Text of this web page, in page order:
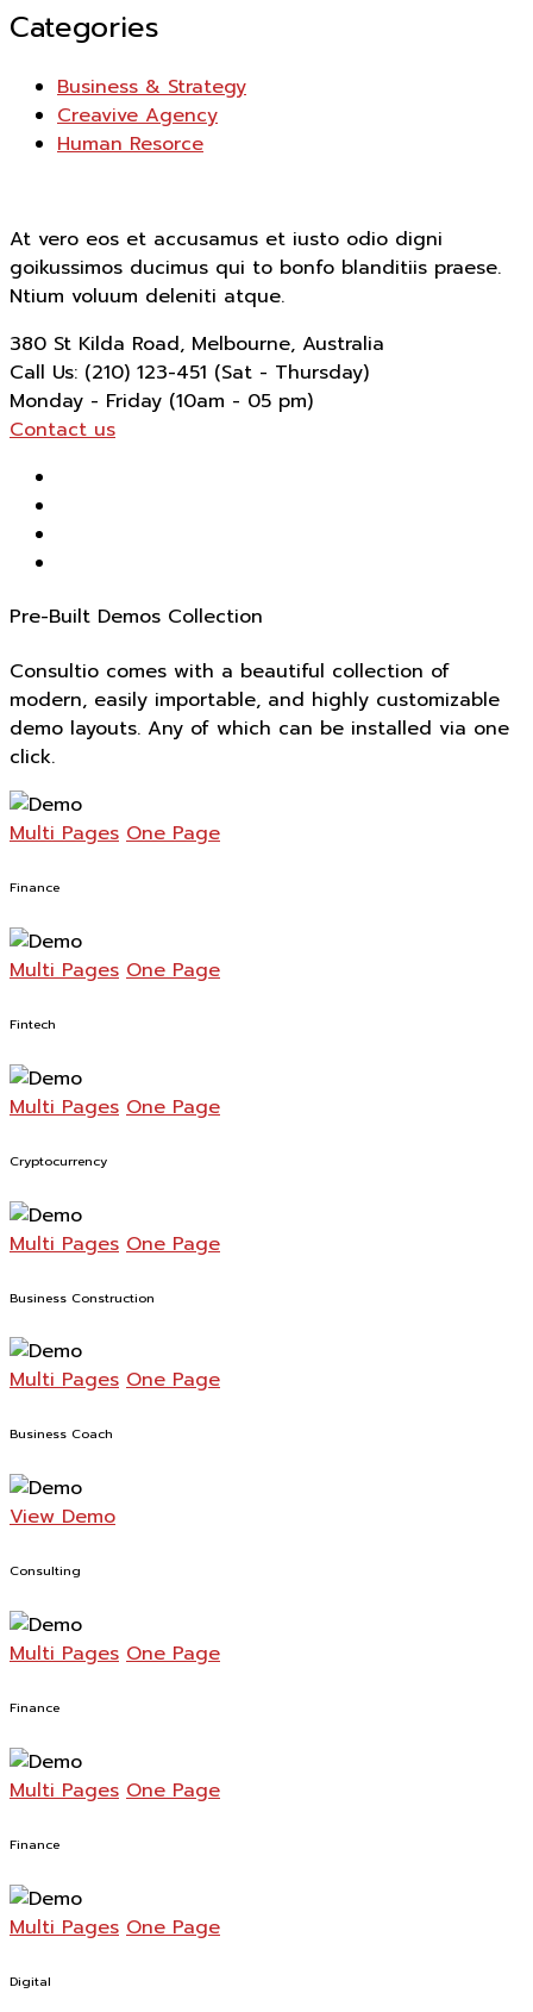
Categories
Business & Strategy
Creavive Agency
Human Resorce
At vero eos et accusamus et iusto odio digni
goikussimos ducimus qui to bonfo blanditiis praese.
Ntium voluum deleniti atque.
380 St Kilda Road, Melbourne, Australia
Call Us: (210) 123-451 (Sat - Thursday)
Monday - Friday (10am - 05 pm)
Contact us
Pre-Built Demos Collection
Consultio comes with a beautiful collection of
modern, easily importable, and highly customizable
demo layouts. Any of which can be installed via one
click.
Multi Pages One Page
Finance
Multi Pages One Page
Fintech
Multi Pages One Page
Cryptocurrency
Multi Pages One Page
Business Construction
Multi Pages One Page
Business Coach
View Demo
Consulting
Multi Pages One Page
Finance
Multi Pages One Page
Finance
Multi Pages One Page
Digital